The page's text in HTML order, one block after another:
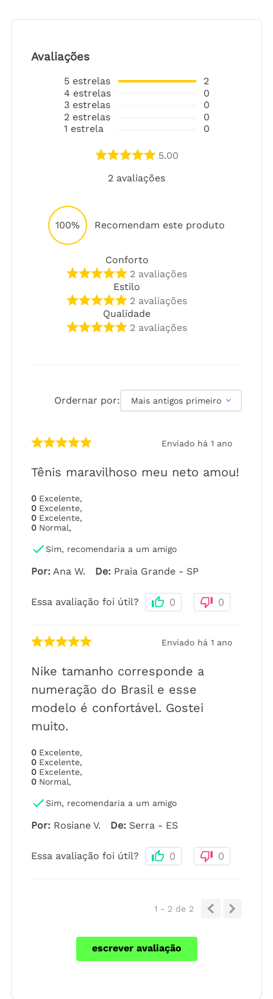
Avaliações
5 estrelas
4 estrelas
3 estrelas
2 estrelas
1 estrela
2
0
0
0
0
5.00
2 avaliações
100% Recomendam este produto
Conforto
2 avaliações
Estilo
2 avaliações
Qualidade
2 avaliações
Ordernar por: Mais antigos primeiro
Enviado há 1 ano
Tênis maravilhoso meu neto amou!
0 Excelente,
0 Excelente,
0 Excelente,
0 Normal,
Sim, recomendaria a um amigo
Por: Ana W. De: Praia Grande - SP
Essa avaliação foi útil? 0 0
Enviado há 1 ano
Nike tamanho corresponde a
numeração do Brasil e esse
modelo é confortável. Gostei
muito.
0 Excelente,
0 Excelente,
0 Excelente,
0 Normal,
Sim, recomendaria a um amigo
Por: Rosiane V. De: Serra - ES
Essa avaliação foi útil? 0 0
1 - 2 de 2
escrever avaliação